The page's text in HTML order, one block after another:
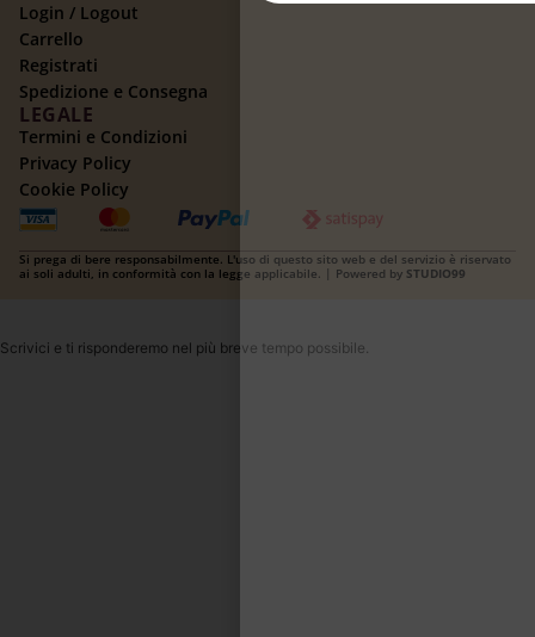
Login / Logout
Carrello
Registrati
Spedizione e Consegna
LEGALE
Termini e Condizioni
Privacy Policy
Cookie Policy
Si prega di bere responsabilmente. L'uso di questo sito web e del servizio è riservato
ai soli adulti, in conformità con la legge applicabile. | Powered by STUDIO99
Scrivici e ti risponderemo nel più breve tempo possibile.